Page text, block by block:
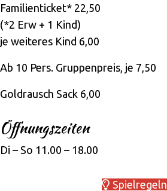
Familienticket* 22,50
(*2 Erw + 1 Kind)
je weiteres Kind 6,00
Ab 10 Pers. Gruppenpreis, je 7,50
Goldrausch Sack 6,00
Öffnungszeiten
Di – So 11.00 – 18.00
Spielregeln